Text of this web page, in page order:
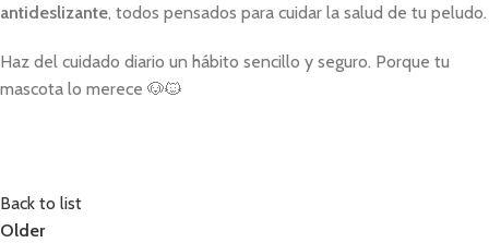
antideslizante, todos pensados para cuidar la salud de tu peludo.
Haz del cuidado diario un hábito sencillo y seguro. Porque tu
mascota lo merece 🐶🐱
Back to list
Older